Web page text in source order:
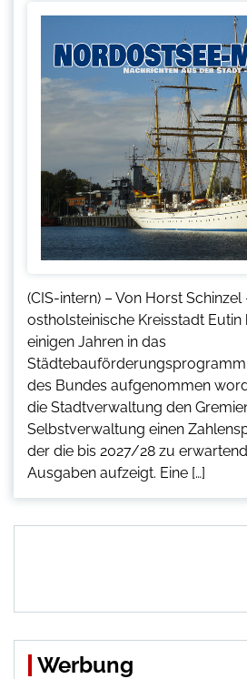
(CIS-intern) – Von Horst Schinzel
ostholsteinische Kreisstadt
einigen Jahren in das
des Bundes aufgenommen
die Stadtverwaltung den
Selbstverwaltung einen
der die bis 2027/28 zu
Ausgaben aufzeigt. Eine […]
Werbung